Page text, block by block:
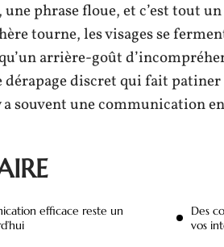
phrase floue, et c’est tout
tourne, les visages se
arrière-goût
discret qui fait
souvent une communication
efficace reste un
Des
vos